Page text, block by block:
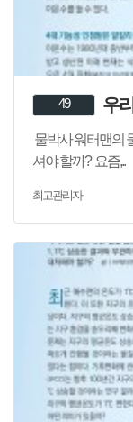
49 우
물박사 워터맨의
셔야 할까? 요즘,..
최고관리자